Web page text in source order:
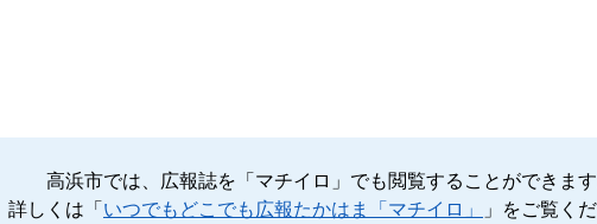
高浜市では、広報誌を「マチイロ」でも閲覧することができます
詳しくは「 いつでもどこでも広報たかはま「マチイロ」 」をご覧くだ